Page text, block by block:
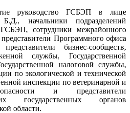
руководство ГСБЭП в лице
Б.Д., начальники подразделений
ГСБЭП, сотрудники межрайонного
Программного офиса
бизнес-сообществ,
службы, Государственной
налоговой службы,
по экологической и технической
инспекции по ветеринарной и
и представители
государственных органов
области.